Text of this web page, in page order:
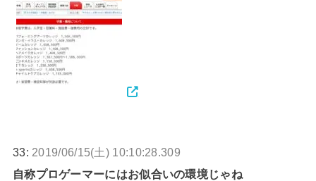
33: 2019/06/15(土) 10:10:28.309
自称プロゲーマーにはお似合いの環境じゃね